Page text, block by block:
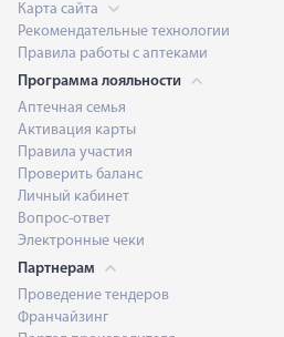
Карта сайта
Рекомендательные технологии
Правила работы с аптеками
Программа лояльности
Аптечная семья
Активация карты
Правила участия
Проверить баланс
Личный кабинет
Вопрос-ответ
Электронные чеки
Партнерам
Проведение тендеров
Франчайзинг